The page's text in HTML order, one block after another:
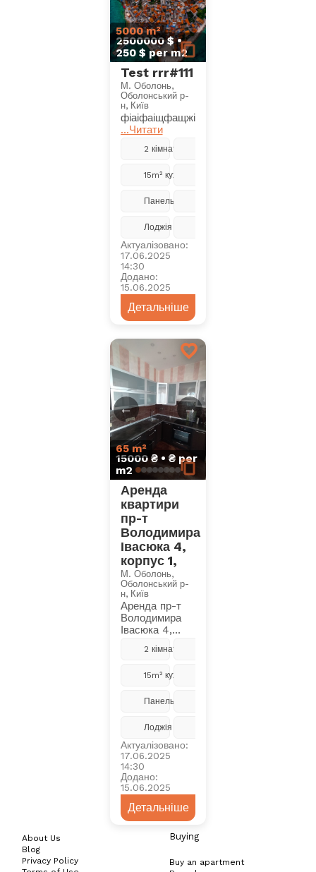
2500000 $ •
250 $ per m2
5000 m²
Test rrr#111
М. Оболонь,
Оболонський р-
н, Київ
...Читати
2 кімнати
15m² кухня
Панельний
Лоджія
Актуалізовано:
17.06.2025
14:30
Додано:
15.06.2025
Детальніше
← →
15000 ₴ • ₴ per
m2
65 m²
Аренда
квартири
пр-т
Володимира
Івасюка 4,
корпус 1,
М. Оболонь,
Оболонський р-
н, Київ
Аренда пр-т
Володимира
Івасюка 4,
кімнатна
поверх,
води, тепла,
...Читати
2 кімнати
15m² кухня
Панельний
Лоджія
Актуалізовано:
17.06.2025
14:30
Додано:
15.06.2025
Детальніше
About Us
Blog
Privacy Policy
Buying
Buy an apartment